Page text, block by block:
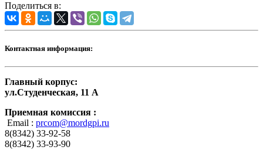
Поделиться в:
Контактная информация:
Главный корпус:
ул.Студенческая, 11 А
Приемная комиссия :
Email : prcom@mordgpi.ru
8(8342) 33-92-58
8(8342) 33-93-90